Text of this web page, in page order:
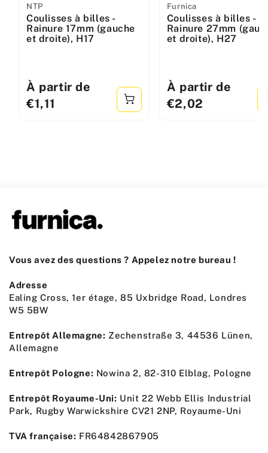
Fabricant
:
NTP
Coulisses à billes -
Rainure 17mm (gauche
et droite), H17
Prix
standard
À partir de
€1,11
Fabricant
:
Furnica
Coulisses à billes -
Rainure 27mm
et droite), H27
Prix
standard
À partir de
€2,02
Vous avez des questions ? Appelez notre bureau !
Adresse
Ealing Cross, 1er étage, 85 Uxbridge Road, Londres
W5 5BW
Entrepôt Allemagne: Zechenstraße 3, 44536 Lünen,
Allemagne
Entrepôt Pologne: Nowina 2, 82-310 Elblag, Pologne
Entrepôt Royaume-Uni: Unit 22 Webb Ellis Industrial
Park, Rugby Warwickshire CV21 2NP, Royaume-Uni
TVA française: FR64842867905